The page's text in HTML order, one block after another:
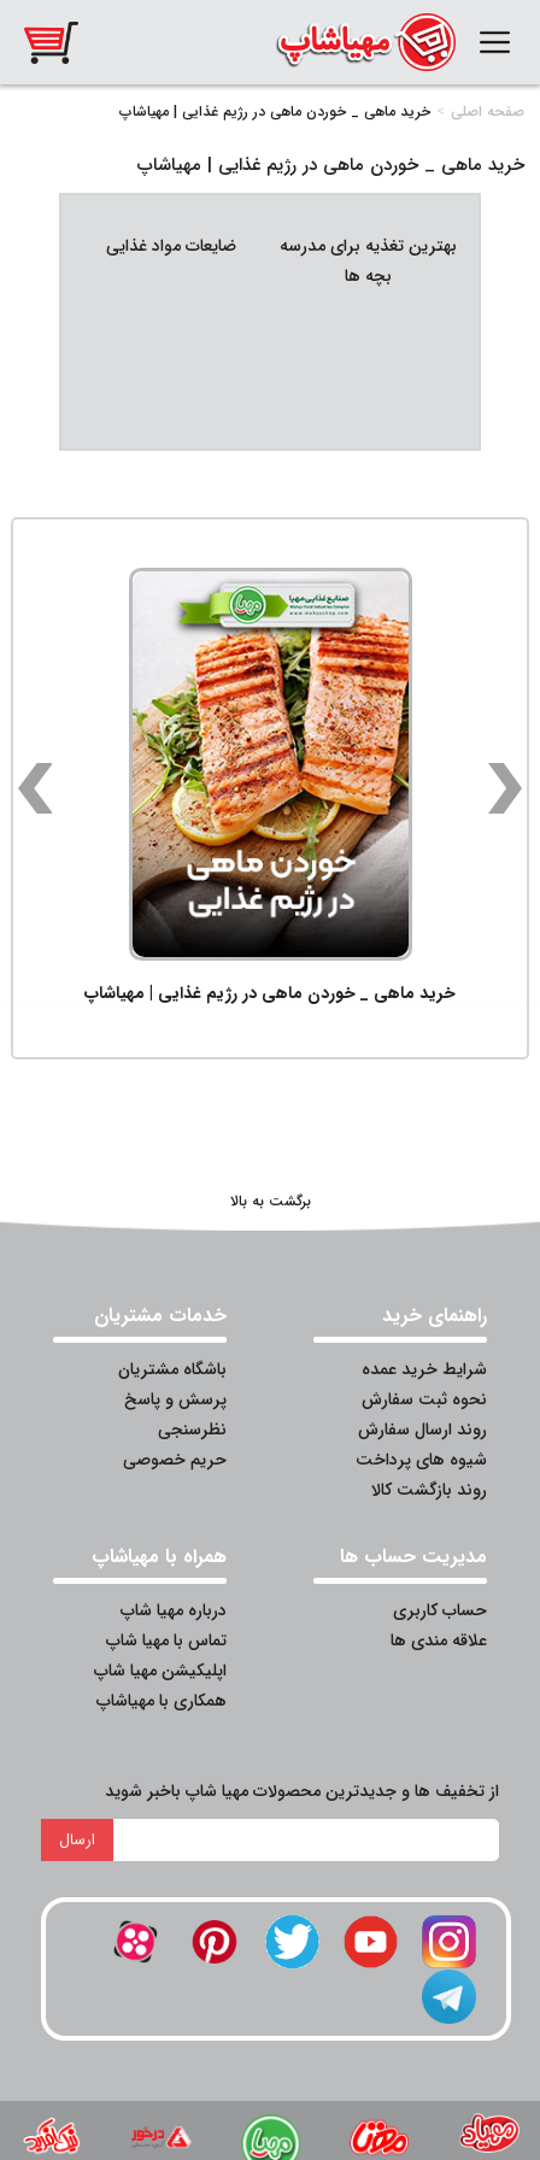
صفحه اصلی خرید ماهی _ خوردن ماهی در رژیم غذایی | مهیاشاپ
خرید ماهی _ خوردن ماهی در رژیم غذایی | مهیاشاپ
بهترین تغذیه برای مدرسه
بچه ها
ضایعات مواد غذایی
خرید ماهی _ خوردن ماهی در رژیم غذایی | مهیاشاپ
برگشت به بالا
راهنمای خرید
شرایط خرید عمده
نحوه ثبت سفارش
روند ارسال سفارش
شیوه های پرداخت
روند بازگشت کالا
خدمات مشتریان
باشگاه مشتریان
پرسش و پاسخ
نظرسنجی
حریم خصوصی
مدیریت حساب ها
حساب کاربری
علاقه مندی ها
همراه با مهیاشاپ
درباره مهیا شاپ
تماس با مهیا شاپ
اپلیکیشن مهیا شاپ
همکاری با مهیاشاپ
از تخفیف ها و جدیدترین محصولات مهیا شاپ باخبر شوید